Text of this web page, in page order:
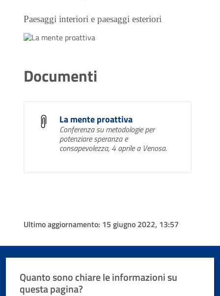
Paesaggi interiori e paesaggi esteriori
Documenti
La mente proattiva
Conferenza su metodologie per
potenziare speranza e
consapevolezza, 4 aprile a Venosa.
Ultimo aggiornamento: 15 giugno 2022, 13:57
Quanto sono chiare le informazioni su
questa pagina?